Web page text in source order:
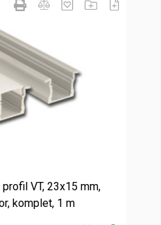
VT, 23x15 mm,
komplet, 1 m